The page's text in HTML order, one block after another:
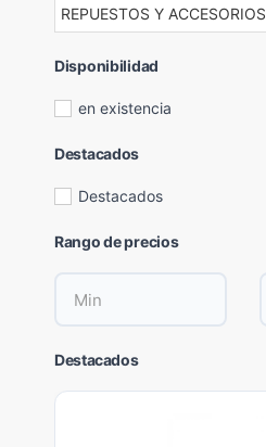
REPUESTOS Y ACCESORIOS
Disponibilidad
en existencia
Destacados
Destacados
Rango de precios
Destacados